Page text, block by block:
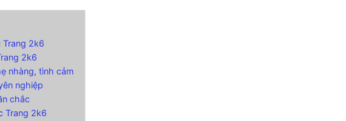
Trang 2k6
2k6
nhàng, tình cảm
nghiệp
chắc
Trang 2k6